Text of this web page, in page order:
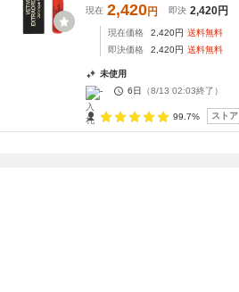
現在 2,420円 即決 2,420円
現在価格 2,420円 送料無料
即決価格
2,420円 送料無料
未使用
-
6日 （8/13 02:03終了）
99.7% ストア